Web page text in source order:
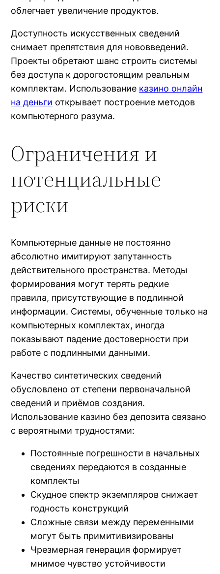
облегчает увеличение продуктов.
Доступность искусственных сведений
снимает препятствия для нововведений.
Проекты обретают шанс строить системы
без доступа к дорогостоящим реальным
комплектам. Использование казино онлайн
на деньги открывает построение методов
компьютерного разума.
Ограничения и
потенциальные
риски
Компьютерные данные не постоянно
абсолютно имитируют запутанность
действительного пространства. Методы
формирования могут терять редкие
правила, присутствующие в подлинной
информации. Системы, обученные только на
компьютерных комплектах, иногда
показывают падение достоверности при
работе с подлинными данными.
Качество синтетических сведений
обусловлено от степени первоначальной
сведений и приёмов создания.
Использование казино без депозита связано
с вероятными трудностями:
Постоянные погрешности в начальных
сведениях передаются в созданные
комплекты
Скудное спектр экземпляров снижает
годность конструкций
Сложные связи между переменными
могут быть примитивизированы
Чрезмерная генерация формирует
мнимое чувство устойчивости